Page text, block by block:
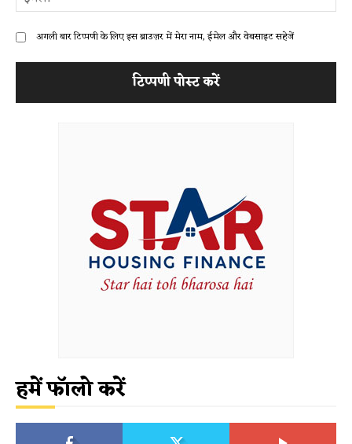
अगली बार टिप्पणी के लिए इस ब्राउज़र में मेरा नाम, ईमेल और वेबसाइट सहेजें
हमें फॉलो करें